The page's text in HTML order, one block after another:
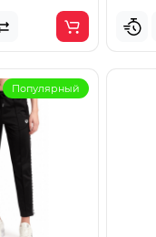
Популярный